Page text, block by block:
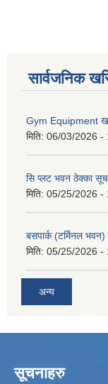
सार्वजनिक
Gym Equipment
मिति: 06/03/2026 -
सि प्लट भवन ठेक्का
मिति: 05/25/2026 -
बसपार्क (टर्मिनल
मिति: 05/25/2026 -
अन्य
सूचनाहरु